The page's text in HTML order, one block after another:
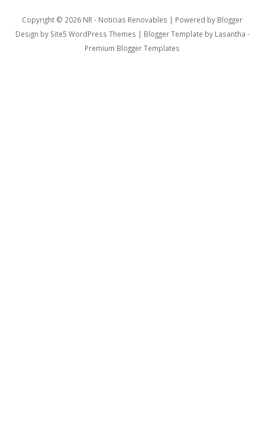
Copyright © 2026 NR - Noticias Renovables | Powered by Blogger
Design by Site5 WordPress Themes | Blogger Template by Lasantha -
Premium Blogger Templates